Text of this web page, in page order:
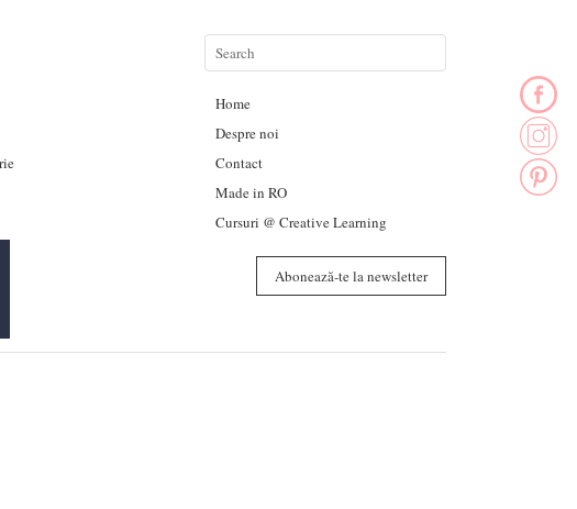
Home
Despre noi
Contact
Made in RO
Cursuri @ Creative Learning
Abonează-te la newsletter